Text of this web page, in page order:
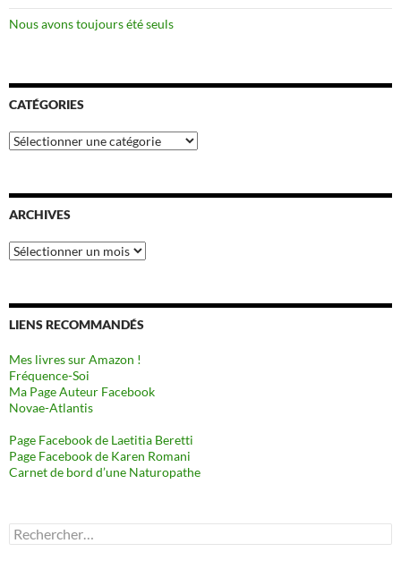
Nous avons toujours été seuls
CATÉGORIES
Catégories
ARCHIVES
Archives
LIENS RECOMMANDÉS
Mes livres sur Amazon !
Fréquence-Soi
Ma Page Auteur Facebook
Novae-Atlantis
Page Facebook de Laetitia Beretti
Page Facebook de Karen Romani
Carnet de bord d’une Naturopathe
Rechercher :